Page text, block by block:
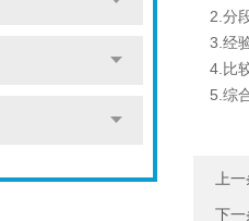
2.分
3.经
4.比
5.综
上
下一